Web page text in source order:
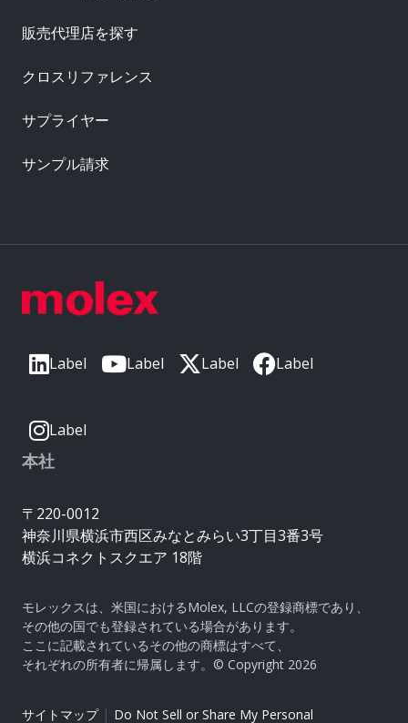
Label Label Label Label
Label
本社
〒220-0012
神奈川県横浜市西区みなとみらい3丁目3番3号
横浜コネクトスクエア 18階
モレックスは、米国におけるMolex, LLCの登録商標であり、
その他の国でも登録されている場合があります。
ここに記載されているその他の商標はすべて、
それぞれの所有者に帰属します。© Copyright 2026
サイトマップ| Do Not Sell or Share My Personal
販売代理店を探す
クロスリファレンス
サプライヤー
サンプル請求